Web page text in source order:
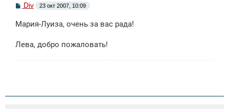
С
б
н
Div 23 окт 2007, 10:09
Мария-Луиза, очень за вас рада!
Лева, добро пожаловать!